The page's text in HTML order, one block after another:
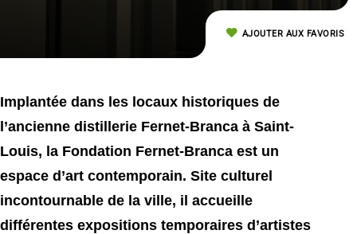
AJOUTER AUX FAVORIS
Implantée dans les locaux historiques de
l’ancienne distillerie Fernet-Branca à Saint-
Louis, la Fondation Fernet-Branca est un
espace d’art contemporain. Site culturel
incontournable de la ville, il accueille
différentes expositions temporaires d’artistes